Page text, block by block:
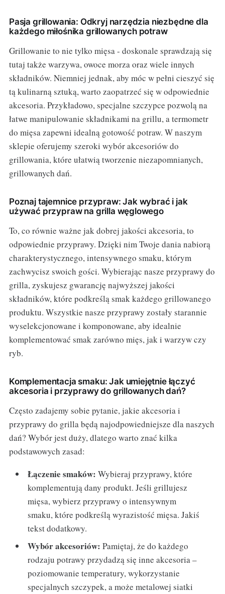
Pasja grillowania: Odkryj narzędzia niezbędne dla
każdego miłośnika grillowanych potraw
Grillowanie to nie tylko mięsa - doskonale sprawdzają się
tutaj także warzywa, owoce morza oraz wiele innych
składników. Niemniej jednak, aby móc w pełni cieszyć się
tą kulinarną sztuką, warto zaopatrzeć się w odpowiednie
akcesoria. Przykładowo, specjalne szczypce pozwolą na
łatwe manipulowanie składnikami na grillu, a termometr
do mięsa zapewni idealną gotowość potraw. W naszym
sklepie oferujemy szeroki wybór akcesoriów do
grillowania, które ułatwią tworzenie niezapomnianych,
grillowanych dań.
Poznaj tajemnice przypraw: Jak wybrać i jak
używać przypraw na grilla węglowego
To, co równie ważne jak dobrej jakości akcesoria, to
odpowiednie przyprawy. Dzięki nim Twoje dania nabiorą
charakterystycznego, intensywnego smaku, którym
zachwycisz swoich gości. Wybierając nasze przyprawy do
grilla, zyskujesz gwarancję najwyższej jakości
składników, które podkreślą smak każdego grillowanego
produktu. Wszystkie nasze przyprawy zostały starannie
wyselekcjonowane i komponowane, aby idealnie
komplementować smak zarówno mięs, jak i warzyw czy
ryb.
Komplementacja smaku: Jak umiejętnie łączyć
akcesoria i przyprawy do grillowanych dań?
Często zadajemy sobie pytanie, jakie akcesoria i
przyprawy do grilla będą najodpowiedniejsze dla naszych
dań? Wybór jest duży, dlatego warto znać kilka
podstawowych zasad:
Łączenie smaków: Wybieraj przyprawy, które
komplementują dany produkt. Jeśli grillujesz
mięsa, wybierz przyprawy o intensywnym
smaku, które podkreślą wyrazistość mięsa. Jakiś
tekst dodatkowy.
Wybór akcesoriów: Pamiętaj, że do każdego
rodzaju potrawy przydadzą się inne akcesoria –
poziomowanie temperatury, wykorzystanie
specjalnych szczypek, a może metalowej siatki